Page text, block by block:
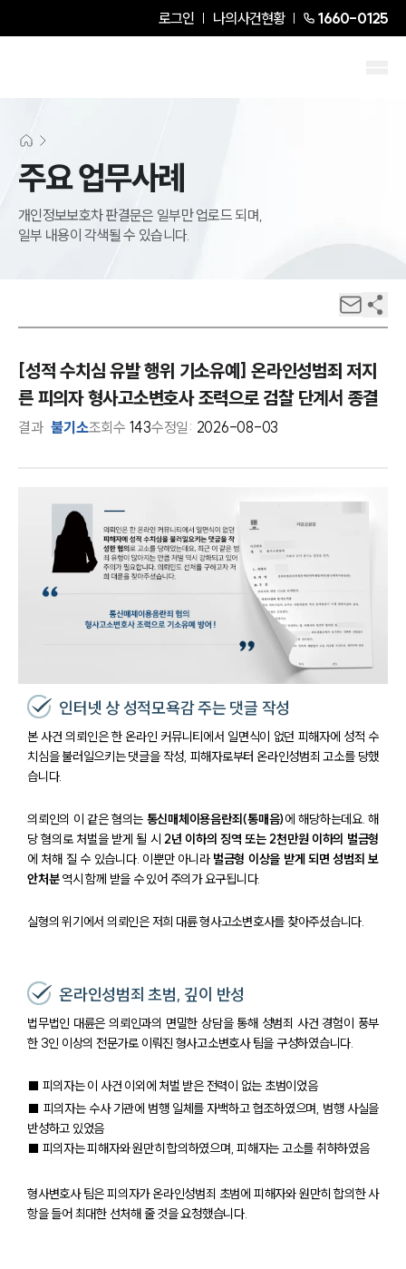
로그인 나의사건현황 1660-0125
주요 업무사례
개인정보보호차 판결문은 일부만 업로드 되며,
일부 내용이 각색될 수 있습니다.
[성적 수치심 유발 행위 기소유예] 온라인성범죄 저지
른 피의자 형사고소변호사 조력으로 검찰 단계서 종결
결과 불기소조회수 143수정일: 2026-08-03
인터넷 상 성적모욕감 주는 댓글 작성
본 사건 의뢰인은 한 온라인 커뮤니티에서 일면식이 없던 피해자에 성적 수
치심을 불러일으키는 댓글을 작성, 피해자로부터 온라인성범죄 고소를 당했
습니다.
의뢰인의 이 같은 혐의는 통신매체이용음란죄(통매음)에 해당하는데요. 해
당 혐의로 처벌을 받게 될 시 2년 이하의 징역 또는 2천만원 이하의 벌금형
에 처해 질 수 있습니다. 이뿐만 아니라 벌금형 이상을 받게 되면 성범죄 보
안처분역시 함께 받을 수 있어 주의가 요구됩니다.
실형의 위기에서 의뢰인은 저희 대륜 형사고소변호사를 찾아주셨습니다.
온라인성범죄 초범, 깊이 반성
법무법인 대륜은 의뢰인과의 면밀한 상담을 통해 성범죄 사건 경험이 풍부
한 3인 이상의 전문가로 이뤄진 형사고소변호사 팀을 구성하였습니다.
■ 피의자는 이 사건 이외에 처벌 받은 전력이 없는 초범이었음
■ 피의자는 수사 기관에 범행 일체를 자백하고 협조하였으며, 범행 사실을
반성하고 있었음
■ 피의자는 피해자와 원만히 합의하였으며, 피해자는 고소를 취하하였음
형사변호사 팀은 피의자가 온라인성범죄 초범에 피해자와 원만히 합의한 사
항을 들어 최대한 선처해 줄 것을 요청했습니다.